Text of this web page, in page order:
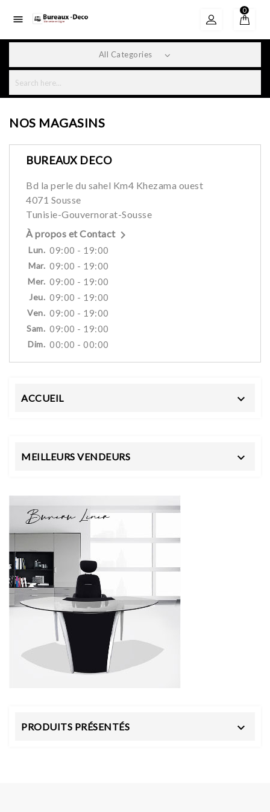

0
All Categories
NOS MAGASINS
BUREAUX DECO
Bd la perle du sahel Km4 Khezama ouest
4071 Sousse
Tunisie-Gouvernorat-Sousse
À propos et Contact
Lun. 09:00 - 19:00
Mar. 09:00 - 19:00
Mer. 09:00 - 19:00
Jeu. 09:00 - 19:00
Ven. 09:00 - 19:00
Sam. 09:00 - 19:00
Dim. 00:00 - 00:00
ACCUEIL 
MEILLEURS VENDEURS 
PRODUITS PRÉSENTÉS 